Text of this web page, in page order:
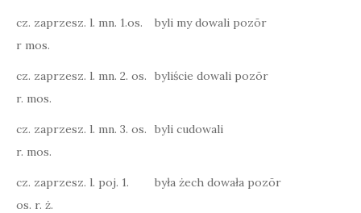
cz. zaprzesz. l. mn. 1.os.
r mos.
byli my dowali pozōr
cz. zaprzesz. l. mn. 2. os.
r. mos.
byliście dowali pozōr
cz. zaprzesz. l. mn. 3. os.
r. mos.
byli cudowali
cz. zaprzesz. l. poj. 1.
os. r. ż.
była żech dowała pozōr